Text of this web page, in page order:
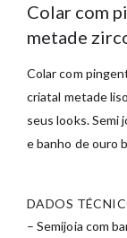
Colar com
metade
Colar com
criatal metade
seus looks. Semi
e banho de ouro
DADOS
– Semijoia com